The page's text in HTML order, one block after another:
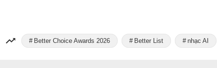
Better Choice Awards 2026 Better List nhạc AI